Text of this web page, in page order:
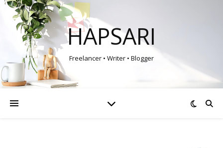
HAPSARI
Freelancer • Writer • Blogger